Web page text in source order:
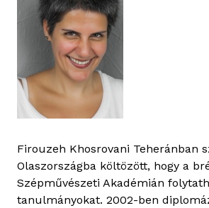
Firouzeh Khosrovani Teheránban
Olaszországba költözött, hogy a
Szépművészeti Akadémián
tanulmányokat. 2002-ben